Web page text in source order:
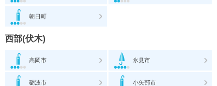
朝日町
西部(伏木)
高岡市 氷見市
砺波市 小矢部市